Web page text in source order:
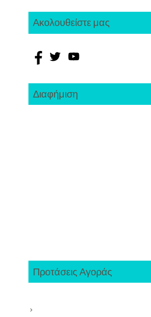
Ακολουθείστε μας
Διαφήμιση
Προτάσεις Αγοράς